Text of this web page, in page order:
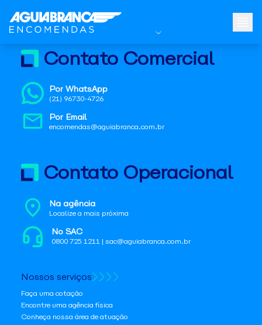
Contato Comercial
Por WhatsApp
(21) 96730-4726
Por Email
encomendas@aguiabranca.com.br
Contato Operacional
Na agência
Localize a mais próxima
No SAC
0800 725 1211 | sac@aguiabranca.com.br
Nossos serviços
Faça uma cotação
Encontre uma agência física
Conheça nossa área de atuação